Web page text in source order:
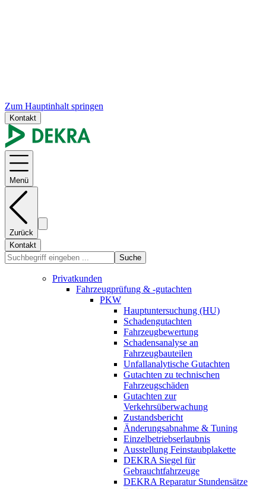
Zum Hauptinhalt springen
Kontakt
Menü
Zurück
Kontakt
Suche
Privatkunden
Fahrzeugprüfung & -gutachten
PKW
Hauptuntersuchung (HU)
Schadengutachten
Fahrzeugbewertung
Schadensanalyse an
Fahrzeugbauteilen
Unfallanalytische Gutachten
Gutachten zu technischen
Fahrzeugschäden
Gutachten zur
Verkehrsüberwachung
Zustandsbericht
Änderungsabnahme & Tuning
Einzelbetriebserlaubnis
Ausstellung Feinstaubplakette
DEKRA Siegel für
Gebrauchtfahrzeuge
DEKRA Reparatur Stundensätze